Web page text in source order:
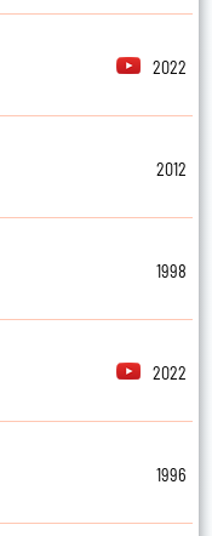
2022
2012
1998
2022
1996